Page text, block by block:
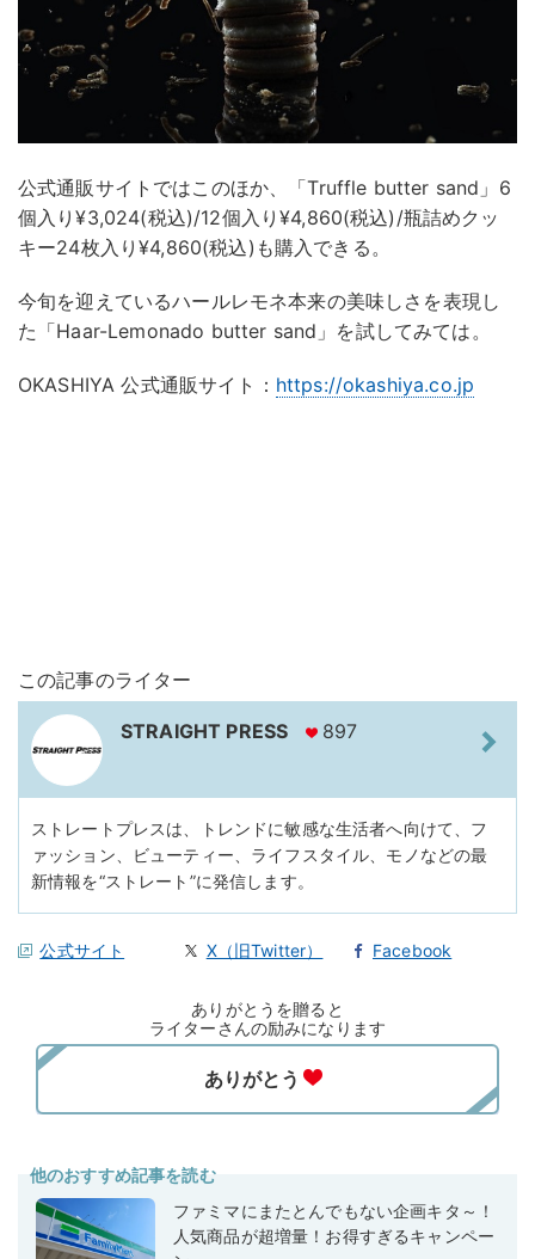
公式通販サイトではこのほか、「Truffle butter sand」6
個入り¥3,024(税込)/12個入り¥4,860(税込)/瓶詰めクッ
キー24枚入り¥4,860(税込)も購入できる。
今旬を迎えているハールレモネ本来の美味しさを表現し
た「Haar-Lemonado butter sand」を試してみては。
OKASHIYA 公式通販サイト： https://okashiya.co.jp
この記事のライター
STRAIGHT PRESS 897
ストレートプレスは、トレンドに敏感な生活者へ向けて、フ
ァッション、ビューティー、ライフスタイル、モノなどの最
新情報を“ストレート”に発信します。
公式サイト X（旧Twitter） Facebook
ありがとうを贈ると
ライターさんの励みになります
他のおすすめ記事を読む
ファミマにまたとんでもない企画キタ～！
人気商品が超増量！お得すぎるキャンペー